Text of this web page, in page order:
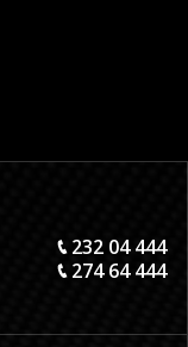
232 04 444
274 64 444